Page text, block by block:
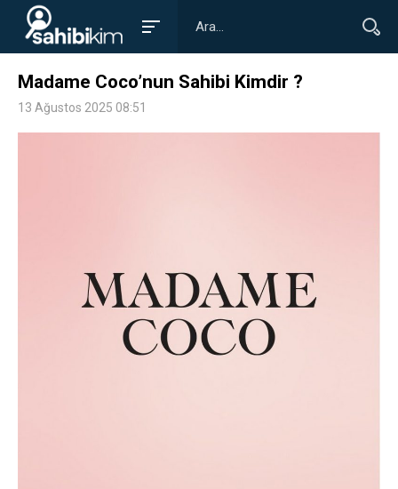
Madame Coco’nun Sahibi Kimdir ?
13 Ağustos 2025 08:51